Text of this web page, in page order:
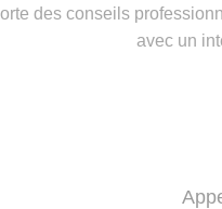
des conseils
avec un